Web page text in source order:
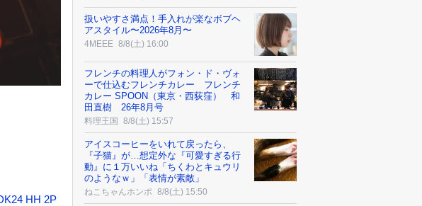
HH 2P
扱いやすさ満点！手入れが楽なボブヘ
アスタイル〜2026年8月〜
4MEEE 8/8(土) 16:00
フレンチの料理人がフォン・ド・ヴォ
ーで仕込むフレンチカレー フレンチ
カレー SPOON（東京・西荻窪） 和
田直樹 26年8月号
料理王国 8/8(土) 15:57
アイスコーヒーをいれて戻ったら、
『子猫』が…想定外な『可愛すぎる行
動』に１万いいね「ちくわとキュウリ
のようなｗ」「表情が素敵」
ねこちゃんホンポ 8/8(土) 15:50